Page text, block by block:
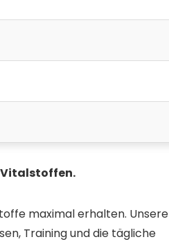
Vitalstoffen.
maximal erhalten. Unsere
Training und die tägliche